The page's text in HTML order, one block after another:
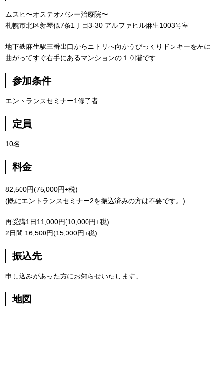
ムスヒ〜オステオパシー治療院〜
札幌市北区新琴似7条1丁目3-30 アルファヒル麻生1003号室
地下鉄麻生駅三番出口からニトリへ向かうびっくりドンキーを左に
曲がってすぐ右手にあるマンションの１０階です
参加条件
エントランスセミナー1修了者
定員
10名
料金
82,500円(75,000円+税)
(既にエントランスセミナー2を振込済みの方は不要です。)
再受講1日11,000円(10,000円+税)
2日間 16,500円(15,000円+税)
振込先
申し込みがあった方にお知らせいたします。
地図